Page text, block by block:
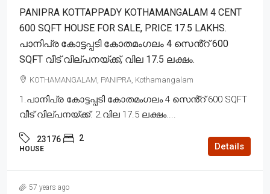
PANIPRA KOTTAPPADY KOTHAMANGALAM 4 CENT
600 SQFT HOUSE FOR SALE, PRICE 17.5 LAKHS.
പാനിപ്ര കോട്ടപ്പടി കോതമംഗലം 4 സെൻ്റ് 600
SQFT വീട് വില്പനയ്ക്ക്, വില 17.5 ലക്ഷം.
KOTHAMANGALAM, PANIPRA, Kothamangalam
1.പാനിപ്ര കോട്ടപ്പടി കോതമംഗലം 4 സെൻ്റ് 600 SQFT
വീട് വില്പനയ്ക്ക്. 2.വില 17.5 ലക്ഷം....
23176 2
HOUSE Details
57 years ago